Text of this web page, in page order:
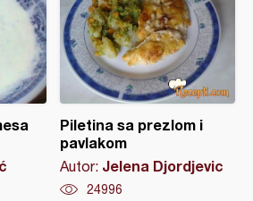
Piletina sa prezlom i
pavlakom
Autor: Jelena Djordjevic
24996